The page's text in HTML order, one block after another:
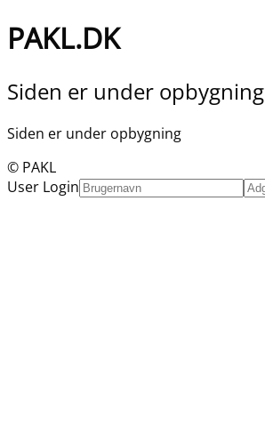
PAKL.DK
Siden er under opbygning
Siden er under opbygning
© PAKL
User Login